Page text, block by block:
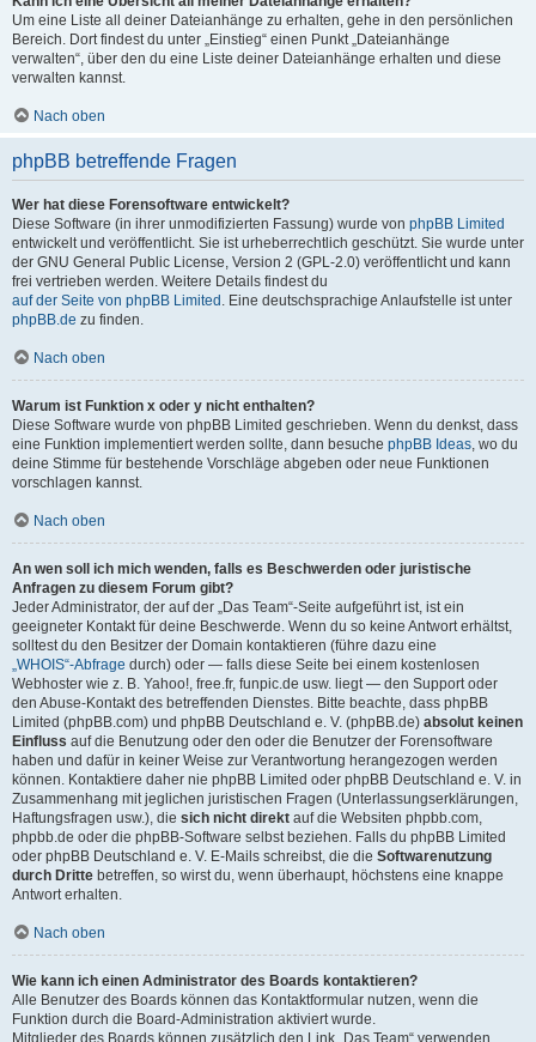
Um eine Liste all deiner Dateianhänge zu erhalten, gehe in den persönlichen
Bereich. Dort findest du unter „Einstieg“ einen Punkt „Dateianhänge
verwalten“, über den du eine Liste deiner Dateianhänge erhalten und diese
verwalten kannst.
Nach oben
phpBB betreffende Fragen
Wer hat diese Forensoftware entwickelt?
Diese Software (in ihrer unmodifizierten Fassung) wurde von phpBB Limited
entwickelt und veröffentlicht. Sie ist urheberrechtlich geschützt. Sie wurde unter
der GNU General Public License, Version 2 (GPL-2.0) veröffentlicht und kann
frei vertrieben werden. Weitere Details findest du
auf der Seite von phpBB Limited . Eine deutschsprachige Anlaufstelle ist unter
phpBB.de zu finden.
Nach oben
Warum ist Funktion x oder y nicht enthalten?
Diese Software wurde von phpBB Limited geschrieben. Wenn du denkst, dass
eine Funktion implementiert werden sollte, dann besuche phpBB Ideas, wo du
deine Stimme für bestehende Vorschläge abgeben oder neue Funktionen
vorschlagen kannst.
Nach oben
An wen soll ich mich wenden, falls es Beschwerden oder juristische
Anfragen zu diesem Forum gibt?
Jeder Administrator, der auf der „Das Team“-Seite aufgeführt ist, ist ein
geeigneter Kontakt für deine Beschwerde. Wenn du so keine Antwort erhältst,
solltest du den Besitzer der Domain kontaktieren (führe dazu eine
„WHOIS“-Abfrage durch) oder — falls diese Seite bei einem kostenlosen
Webhoster wie z. B. Yahoo!, free.fr, funpic.de usw. liegt — den Support oder
den Abuse-Kontakt des betreffenden Dienstes. Bitte beachte, dass phpBB
Limited (phpBB.com) und phpBB Deutschland e. V. (phpBB.de) absolut keinen
Einfluss auf die Benutzung oder den oder die Benutzer der Forensoftware
haben und dafür in keiner Weise zur Verantwortung herangezogen werden
können. Kontaktiere daher nie phpBB Limited oder phpBB Deutschland e. V. in
Zusammenhang mit jeglichen juristischen Fragen (Unterlassungserklärungen,
Haftungsfragen usw.), die sich nicht direkt auf die Websiten phpbb.com,
phpbb.de oder die phpBB-Software selbst beziehen. Falls du phpBB Limited
oder phpBB Deutschland e. V. E-Mails schreibst, die die Softwarenutzung
durch Dritte betreffen, so wirst du, wenn überhaupt, höchstens eine knappe
Antwort erhalten.
Nach oben
Wie kann ich einen Administrator des Boards kontaktieren?
Alle Benutzer des Boards können das Kontaktformular nutzen, wenn die
Funktion durch die Board-Administration aktiviert wurde.
Mitglieder des Boards können zusätzlich den Link „Das Team“ verwenden.